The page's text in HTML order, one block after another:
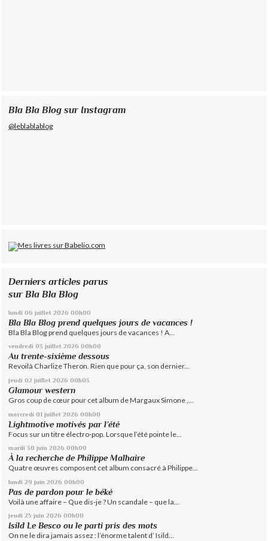
Bla Bla Blog sur Instagram
@leblablablog
Derniers articles parus
sur Bla Bla Blog
lundi 06 juillet 2026 00h00
Bla Bla Blog prend quelques jours de vacances !
Bla Bla Blog prend quelques jours de vacances ! A...
vendredi 03 juillet 2026 00h00
Au trente-sixième dessous
Revoilà Charlize Theron. Rien que pour ça, son dernier...
jeudi 02 juillet 2026 00h03
Glamour western
Gros coup de cœur pour cet album de Margaux Simone ,...
mercredi 01 juillet 2026 00h00
Lightmotive motivés par l’été
Focus sur un titre électro-pop. Lorsque l’été pointe le...
mardi 30 juin 2026 00h00
À la recherche de Philippe Malhaire
Quatre œuvres composent cet album consacré à Philippe...
lundi 29 juin 2026 00h00
Pas de pardon pour le béké
Voilà une affaire – Que dis-je ? Un scandale – que la...
jeudi 25 juin 2026 00h00
Isild Le Besco ou le parti pris des mots
On ne le dira jamais assez : l’énorme talent d’ Isild...